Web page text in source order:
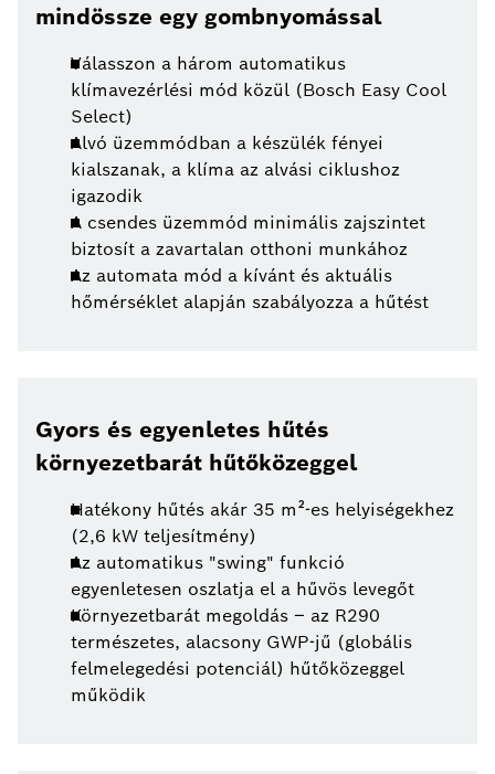
mindössze egy gombnyomással
Válasszon a három automatikus
klímavezérlési mód közül (Bosch Easy Cool
Select)
Alvó üzemmódban a készülék fényei
kialszanak, a klíma az alvási ciklushoz
igazodik
A csendes üzemmód minimális zajszintet
biztosít a zavartalan otthoni munkához
Az automata mód a kívánt és aktuális
hőmérséklet alapján szabályozza a hűtést
Gyors és egyenletes hűtés
környezetbarát hűtőközeggel
Hatékony hűtés akár 35 m²-es helyiségekhez
(2,6 kW teljesítmény)
Az automatikus "swing" funkció
egyenletesen oszlatja el a hűvös levegőt
Környezetbarát megoldás – az R290
természetes, alacsony GWP-jű (globális
felmelegedési potenciál) hűtőközeggel
működik